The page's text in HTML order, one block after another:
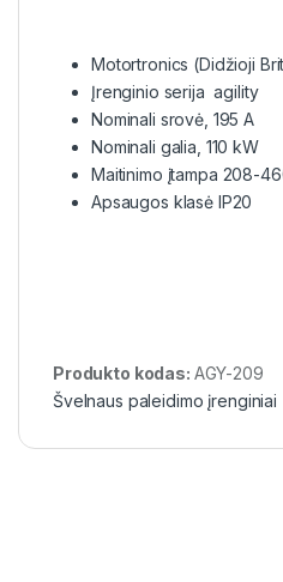
Motortronics (Didžioji
Įrenginio serija agility
Nominali srovė, 195 A
Nominali galia, 110 kW
Maitinimo įtampa 208-
Apsaugos klasė IP20
Produkto kodas: AGY-209
Švelnaus paleidimo įrenginiai